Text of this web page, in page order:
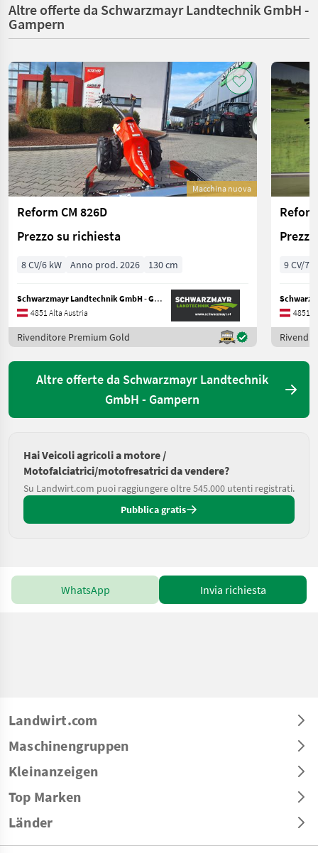
Altre offerte da Schwarzmayr Landtechnik GmbH -
Gampern
Macchina nuova
Reform CM 826D
Prezzo su richiesta
8 CV/6 kW Anno prod. 2026 130 cm
Schwarzmayr Landtechnik GmbH - Gampern
4851 Alta Austria
Rivenditore Premium Gold
9 CV/7
4851
Altre offerte da Schwarzmayr Landtechnik
GmbH - Gampern
Hai Veicoli agricoli a motore /
Motofalciatrici/motofresatrici da vendere?
Su Landwirt.com puoi raggiungere oltre 545.000 utenti registrati.
Pubblica gratis
WhatsApp Invia richiesta
Landwirt.com
Maschinengruppen
Kleinanzeigen
Top Marken
Länder